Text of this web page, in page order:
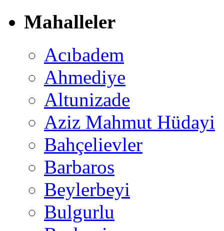
Mahalleler
Acıbadem
Ahmediye
Altunizade
Aziz Mahmut Hüdayi
Bahçelievler
Barbaros
Beylerbeyi
Bulgurlu